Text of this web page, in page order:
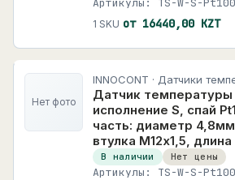
Артикулы: TS-W-S-
1 SKU от 16440,00 KZT
Нет фото
INNOCONT · Датчики
Датчик
исполнение S, спай
часть: диаметр
втулка М12х1,5,
В наличии Нет цены
Артикулы: TS-W-S-